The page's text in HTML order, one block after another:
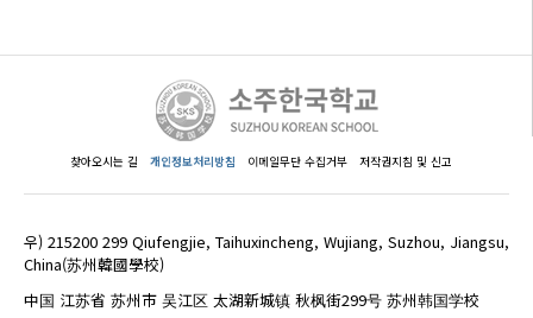
찾아오시는 길 개인정보처리방침 이메일무단 수집거부 저작권지침 및 신고
우) 215200 299 Qiufengjie, Taihuxincheng, Wujiang, Suzhou, Jiangsu,
China(苏州韓國學校)
中国 江苏省 苏州市 吴江区 太湖新城镇 秋枫街299号 苏州韩国学校